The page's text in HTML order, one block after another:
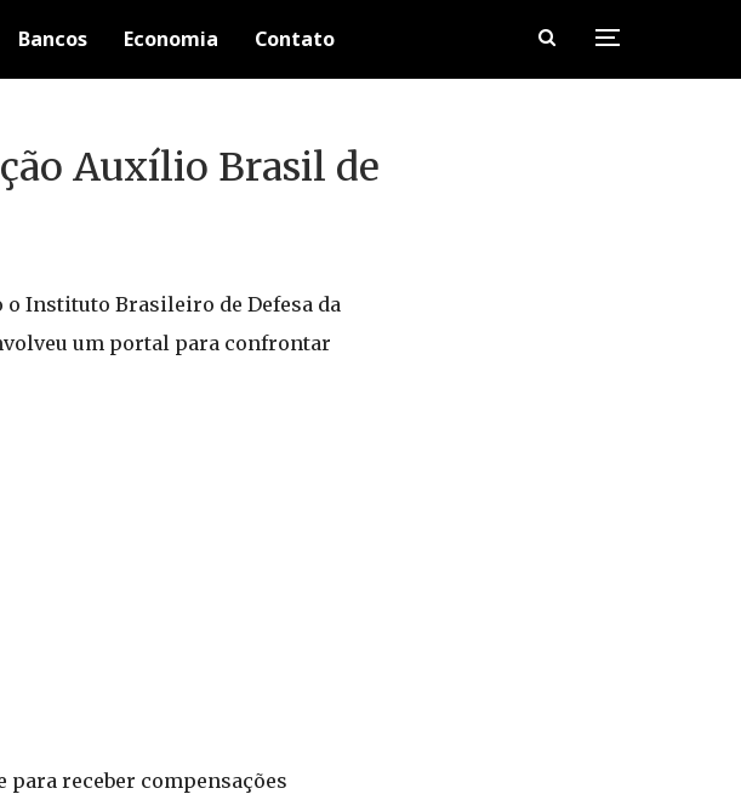
Bancos Economia Contato
Auxílio Brasil de
Instituto Brasileiro de Defesa da
um portal para confrontar
receber compensações